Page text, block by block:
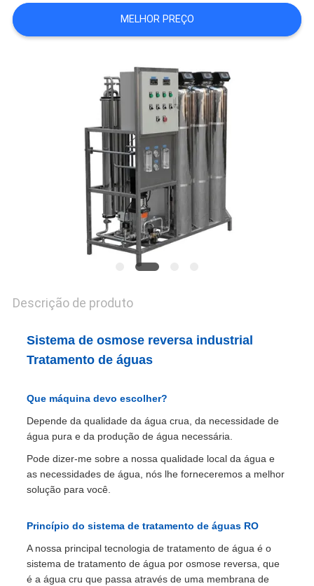
SOLICITE UM
ORÇAMENTO
POLÍTICA
PRIVACIDADE
MELHOR PREÇO
Descrição de produto
Sistema de osmose reversa industrial
Tratamento de águas
Que máquina devo escolher?
Depende da qualidade da água crua, da necessidade de
água pura e da produção de água necessária.
Pode dizer-me sobre a nossa qualidade local da água e
as necessidades de água, nós lhe forneceremos a melhor
solução para você.
Princípio do sistema de tratamento de águas RO
A nossa principal tecnologia de tratamento de água é o
sistema de tratamento de água por osmose reversa, que
é a água cru que passa através de uma membrana de